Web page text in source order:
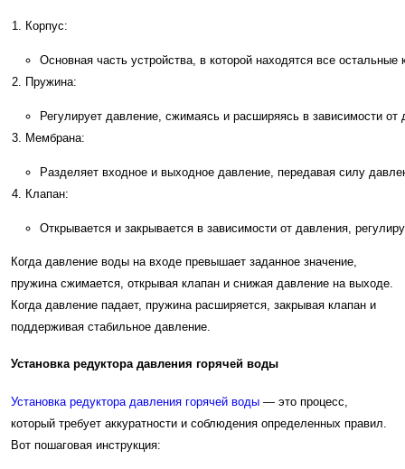
Корпус:
Основная часть устройства, в которой находятся все остальные
Пружина:
Регулирует давление, сжимаясь и расширяясь в зависимости от
Мембрана:
Разделяет входное и выходное давление, передавая силу
Клапан:
Открывается и закрывается в зависимости от давления,
Когда давление воды на входе превышает заданное значение,
пружина сжимается, открывая клапан и снижая давление на выходе.
Когда давление падает, пружина расширяется, закрывая клапан и
поддерживая стабильное давление.
Установка редуктора давления горячей воды
Установка редуктора давления горячей воды — это процесс,
который требует аккуратности и соблюдения определенных правил.
Вот пошаговая инструкция: